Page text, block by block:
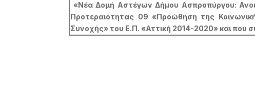
«Νέα Δομή Αστέγων Δήμου Ασπροπύργου:
Προτεραιότητας 09 «Προώθηση της
Συνοχής» του Ε.Π. «Αττική 2014-2020» και που